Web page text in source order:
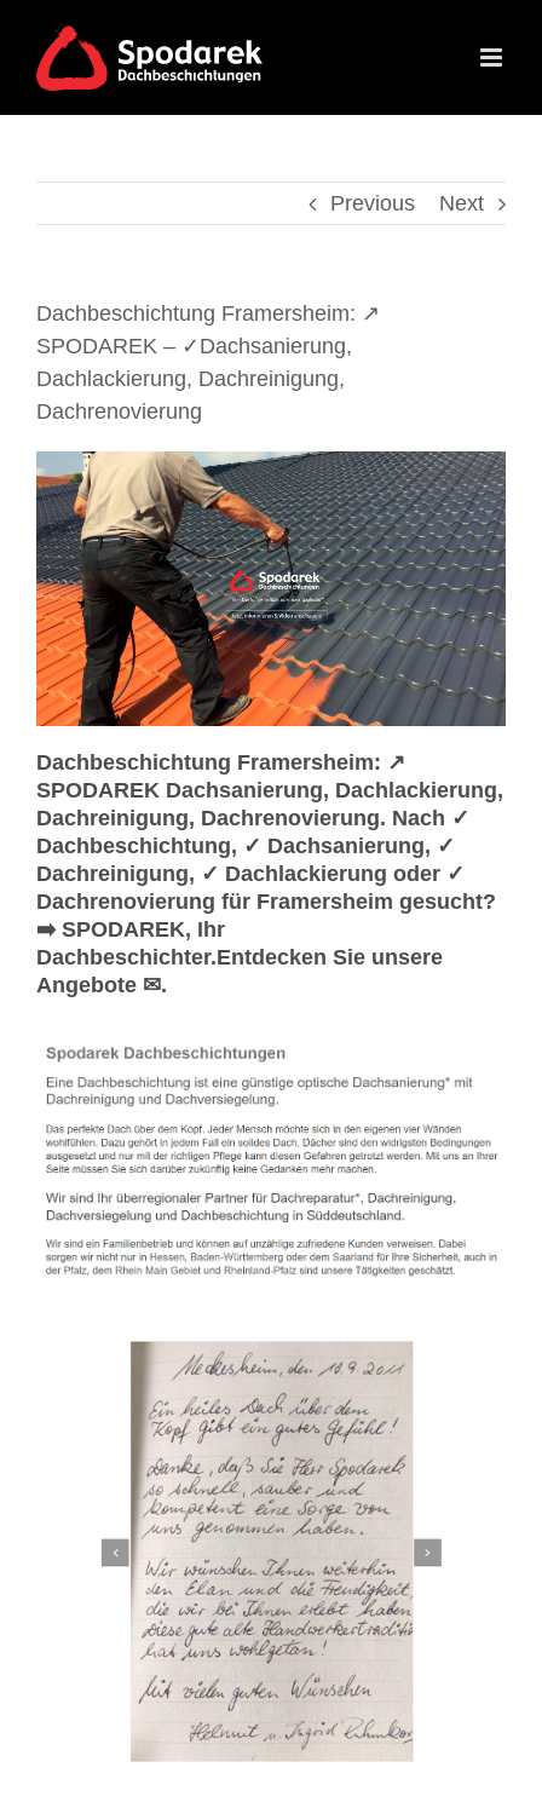
content
Previous Next
Dachbeschichtung Framersheim: ↗️
SPODAREK – ✓Dachsanierung,
Dachlackierung, Dachreinigung,
Dachrenovierung
Dachbeschichtung Framersheim: ↗️
SPODAREK Dachsanierung, Dachlackierung,
Dachreinigung, Dachrenovierung. Nach ✓
Dachbeschichtung, ✓ Dachsanierung, ✓
Dachreinigung, ✓ Dachlackierung oder ✓
Dachrenovierung für Framersheim gesucht?
➡️ SPODAREK, Ihr
Dachbeschichter.Entdecken Sie unsere
Angebote ✉.